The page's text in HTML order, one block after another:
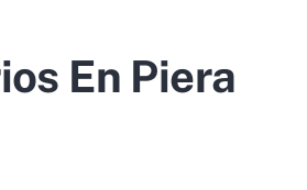
En Piera